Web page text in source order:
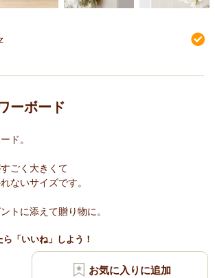
ーボード
ド。
ごく大きくて
ないサイズです。
トに添えて贈り物に。
「いいね」しよう！